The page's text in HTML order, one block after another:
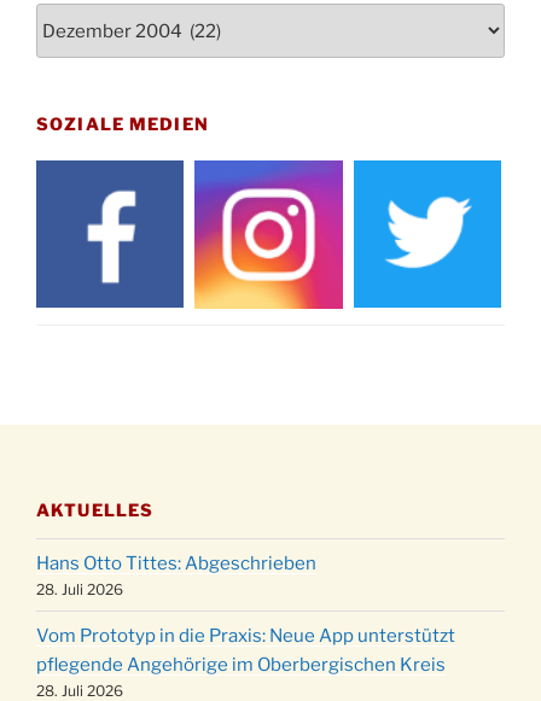
12.11.
St. Martin Umzug in Drabenderhöhe um 17:00
Uhr
Drabenderhöhe um 11:15 Uhr
21.11.
Basar im Ev. Gemeindehaus von 14-16:30 Uhr
Katharinenball des Honterus Chors im
Stadtteilhaus um 19:00 Uhr
Kinderbibeltag im Ev. Gemeindehaus von 10-
12 Uhr
Stadtteilhaus um 19:00 Uhr
11.12.
Puer-Natus weihnachtliches Brauchtum am
Robert-Gassner-Hof um 17:00 Uhr
19.12.
Kinderbibeltag im Ev. Gemeindehaus von 10-
12 Uhr
20.12.
Weihnachts-Konzert des Honterus Chors in
der Kirche um 17:00 Uhr
SOZIALE MEDIEN
AKTUELLES
Hans Otto Tittes: Abgeschrieben
28. Juli 2026
Vom Prototyp in die Praxis: Neue App unterstützt
pflegende Angehörige im Oberbergischen Kreis
28. Juli 2026